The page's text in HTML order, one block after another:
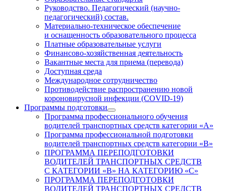
Руководство. Педагогический (научно-
педагогический) состав.
Материально-техническое обеспечение
и оснащенность образовательного процесса
Платные образовательные услуги
Финансово-хозяйственная деятельность
Вакантные места для приема (перевода)
Доступная среда
Международное сотрудничество
Противодействие распространению новой
короновирусной инфекции (COVID-19)
Программы подготовки
Программа профессионального обучения
водителей транспортных средств категории «А»
Программа профессиональной подготовки
водителей транспортных средств категории «В»
ПРОГРАММА ПЕРЕПОДГОТОВКИ
ВОДИТЕЛЕЙ ТРАНСПОРТНЫХ СРЕДСТВ
С КАТЕГОРИИ «B» НА КАТЕГОРИЮ «C»
ПРОГРАММА ПЕРЕПОДГОТОВКИ
ВОДИТЕЛЕЙ ТРАНСПОРТНЫХ СРЕДСТВ